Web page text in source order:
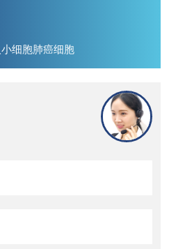
细胞肺癌细胞